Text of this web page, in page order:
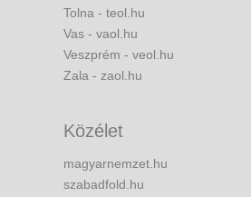
Tolna - teol.hu
Vas - vaol.hu
Veszprém - veol.hu
Zala - zaol.hu
Közélet
magyarnemzet.hu
szabadfold.hu